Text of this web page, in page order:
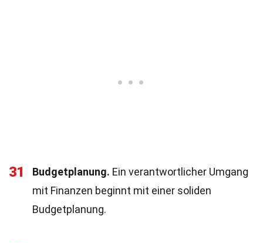
31 Budgetplanung. Ein verantwortlicher Umgang
mit Finanzen beginnt mit einer soliden
Budgetplanung.